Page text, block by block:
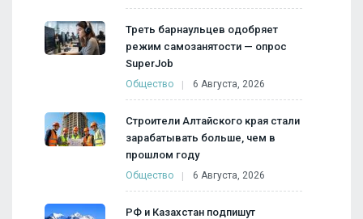
Треть барнаульцев одобряет
режим самозанятости — опрос
SuperJob
Общество 6 Августа, 2026
Строители Алтайского края стали
зарабатывать больше, чем в
прошлом году
Общество 6 Августа, 2026
РФ и Казахстан подпишут